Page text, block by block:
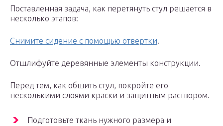
Поставленная задача, как перетянуть стул решается в
несколько этапов:
Снимите сидение с помощью отвертки.
Отшлифуйте деревянные элементы конструкции.
Перед тем, как обшить стул, покройте его
несколькими слоями краски и защитным раствором.
Подготовьте ткань нужного размера и